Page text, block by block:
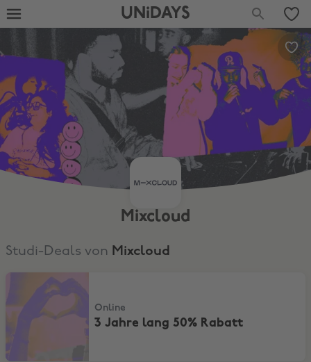
UNiDAYS
Mixcloud
Studi-Deals von Mixcloud
Online
3 Jahre lang 50% Rabatt